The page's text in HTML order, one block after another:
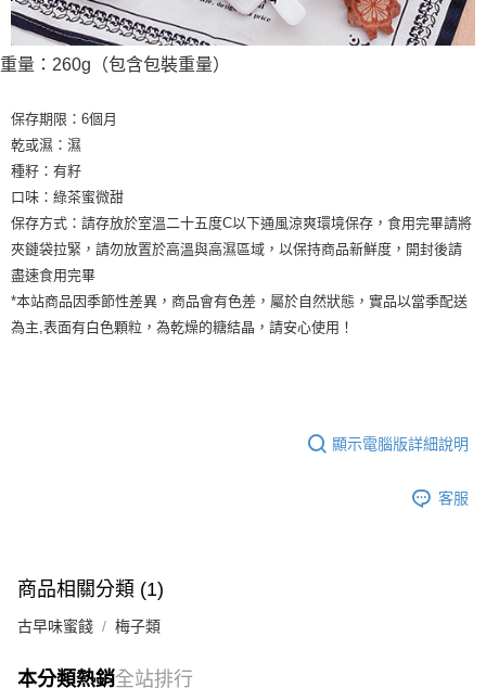
重量：260g（包含包裝重量）
保存期限：6個月
乾或濕：濕
種籽：有籽
口味：綠茶蜜微甜
保存方式：請存放於室溫二十五度C以下通風涼爽環境保存，食用完畢請將
夾鏈袋拉緊，請勿放置於高溫與高濕區域，以保持商品新鮮度，開封後請
盡速食用完畢
*本站商品因季節性差異，商品會有色差，屬於自然狀態，實品以當季配送
為主,表面有白色顆粒，為乾燥的糖結晶，請安心使用！
顯示電腦版詳細說明
客服
商品相關分類 (1)
古早味蜜餞 梅子類
本分類熱銷全站排行